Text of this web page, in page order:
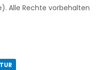
Alle Rechte vorbehalten